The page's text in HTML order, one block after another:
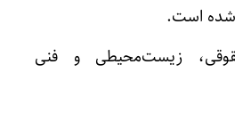
شده است.
زیست‌محیطی و فنی